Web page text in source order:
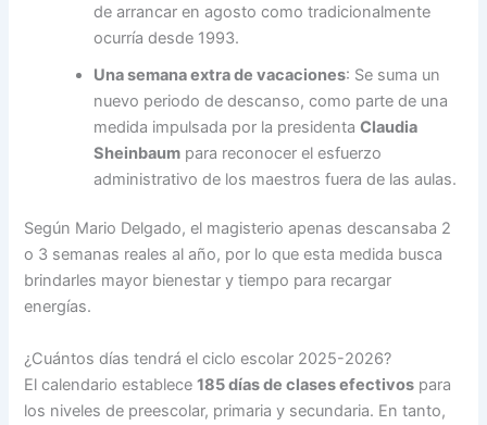
de arrancar en agosto como tradicionalmente
ocurría desde 1993.
Una semana extra de vacaciones: Se suma un
nuevo periodo de descanso, como parte de una
medida impulsada por la presidentaClaudia
Sheinbaum para reconocer el esfuerzo
administrativo de los maestros fuera de las aulas.
Según Mario Delgado, el magisterio apenas descansaba 2
o 3 semanas reales al año, por lo que esta medida busca
brindarles mayor bienestar y tiempo para recargar
energías.
¿Cuántos días tendrá el ciclo escolar 2025-2026?
El calendario establece185 días de clases efectivos para
los niveles de preescolar, primaria y secundaria. En tanto,